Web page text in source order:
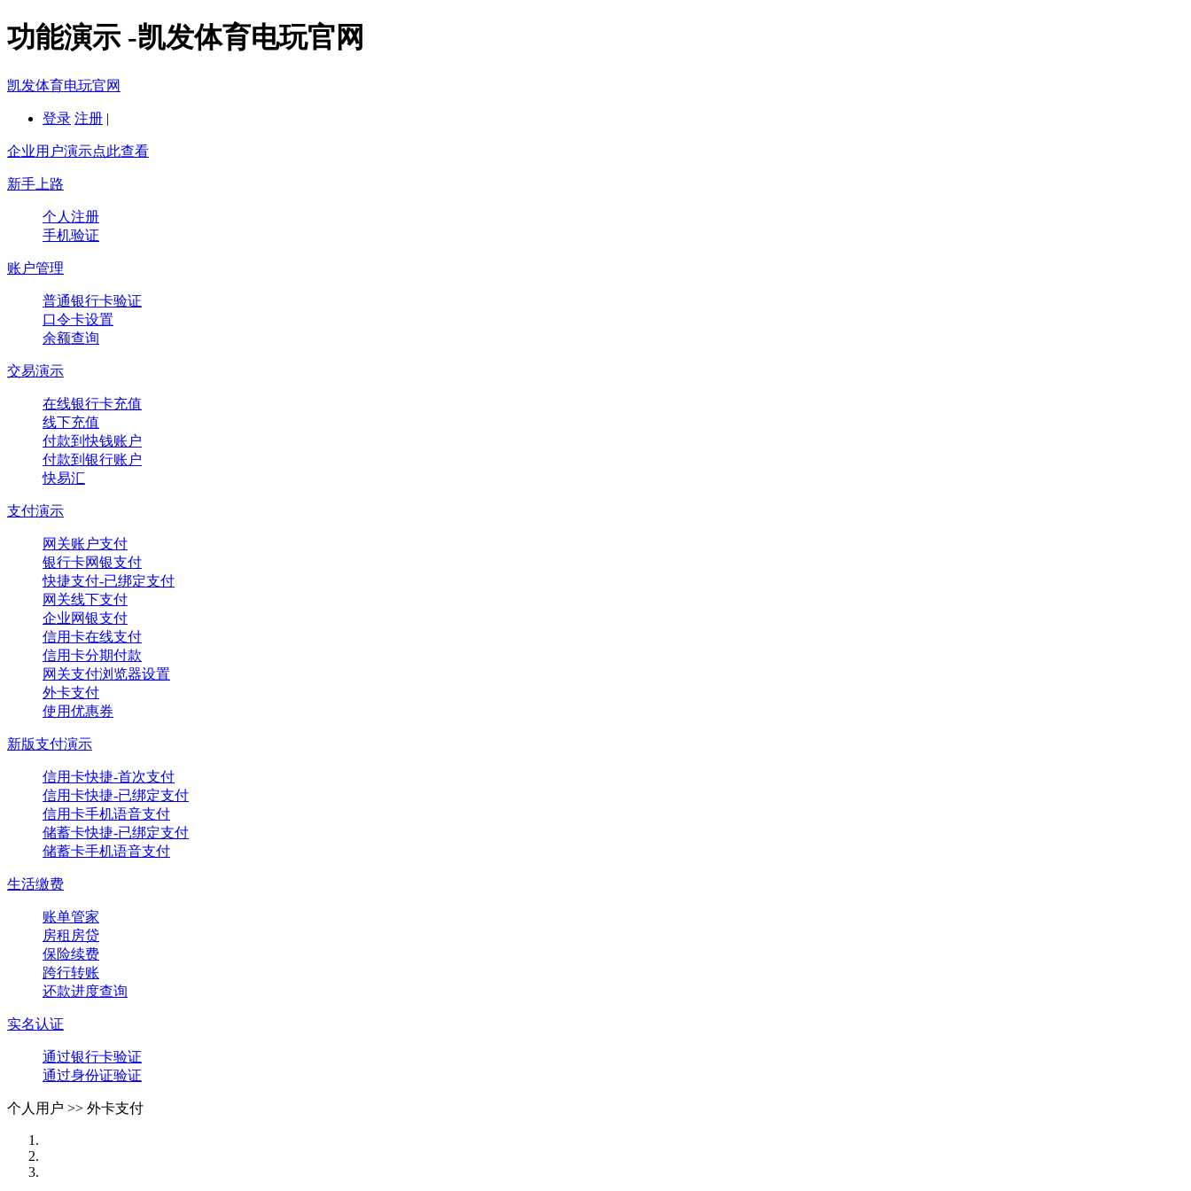
功能演示 -凯发体育电玩官网
凯发体育电玩官网
登录 注册 |
企业用户演示点此查看
新手上路
个人注册
手机验证
账户管理
普通银行卡验证
口令卡设置
余额查询
交易演示
在线银行卡充值
线下充值
付款到快钱账户
付款到银行账户
快易汇
支付演示
网关账户支付
银行卡网银支付
快捷支付-已绑定支付
网关线下支付
企业网银支付
信用卡在线支付
信用卡分期付款
网关支付浏览器设置
外卡支付
使用优惠券
新版支付演示
信用卡快捷-首次支付
信用卡快捷-已绑定支付
信用卡手机语音支付
储蓄卡快捷-已绑定支付
储蓄卡手机语音支付
生活缴费
账单管家
房租房贷
保险续费
跨行转账
还款进度查询
实名认证
通过银行卡验证
通过身份证验证
个人用户 >> 外卡支付